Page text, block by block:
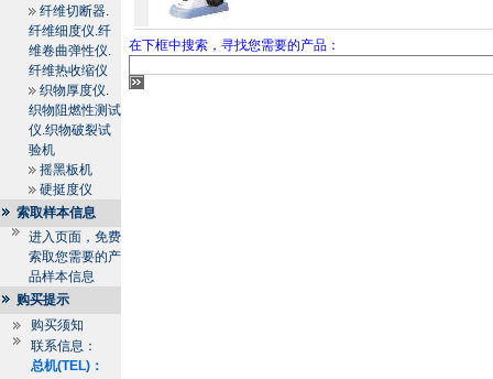
纤维切断器.
纤维细度仪.纤
维卷曲弹性仪.
纤维热收缩仪
织物厚度仪.
织物阻燃性测试
仪.织物破裂试
验机
摇黑板机
硬挺度仪
索取样本信息
进入页面，免费
索取您需要的产
品样本信息
购买提示
购买须知
联系信息：
总机(TEL)：
在下框中搜索，寻找您需要的产品：